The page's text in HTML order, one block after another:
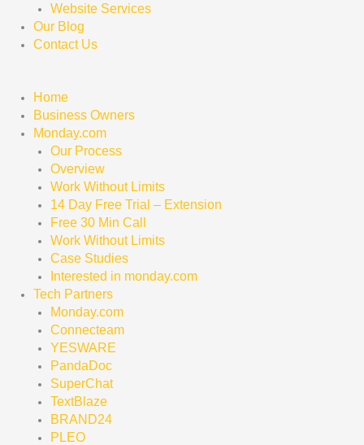
Website Services
Our Blog
Contact Us
Home
Business Owners
Monday.com
Our Process
Overview
Work Without Limits
14 Day Free Trial – Extension
Free 30 Min Call
Work Without Limits
Case Studies
Interested in monday.com
Tech Partners
Monday.com
Connecteam
YESWARE
PandaDoc
SuperChat
TextBlaze
BRAND24
PLEO